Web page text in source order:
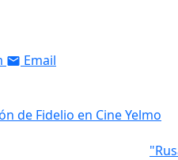
Email
de Fidelio en Cine Yelmo